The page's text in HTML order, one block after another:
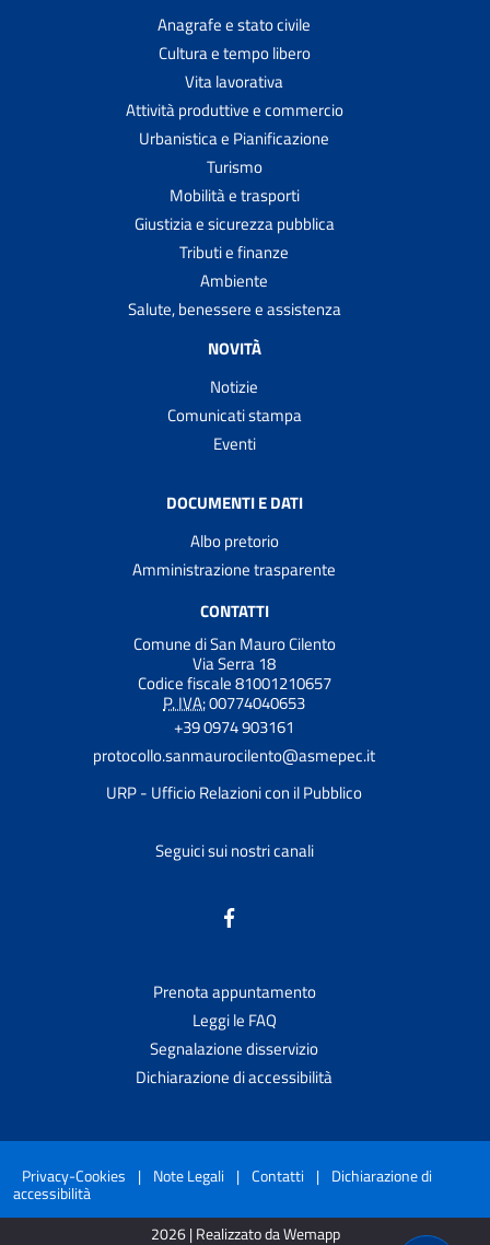
Anagrafe e stato civile
Cultura e tempo libero
Vita lavorativa
Attività produttive e commercio
Urbanistica e Pianificazione
Turismo
Mobilità e trasporti
Giustizia e sicurezza pubblica
Tributi e finanze
Ambiente
Salute, benessere e assistenza
NOVITÀ
Notizie
Comunicati stampa
Eventi
DOCUMENTI E DATI
Albo pretorio
Amministrazione trasparente
CONTATTI
Comune di San Mauro Cilento
Via Serra 18
Codice fiscale 81001210657
P. IVA:00774040653
+39 0974 903161
protocollo.sanmaurocilento@asmepec.it
URP - Ufficio Relazioni con il Pubblico
Seguici sui nostri canali
Prenota appuntamento
Leggi le FAQ
Segnalazione disservizio
Dichiarazione di accessibilità
Privacy-Cookies | Note Legali | Contatti | Dichiarazione di
accessibilità
2026 | Realizzato da Wemapp